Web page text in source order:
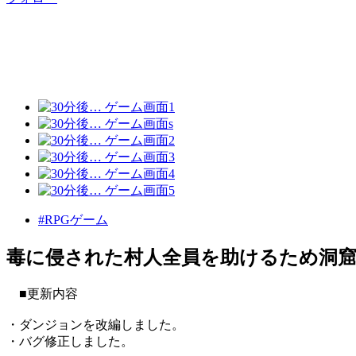
#RPGゲーム
毒に侵された村人全員を助けるため洞
■更新内容
・ダンジョンを改編しました。
・バグ修正しました。